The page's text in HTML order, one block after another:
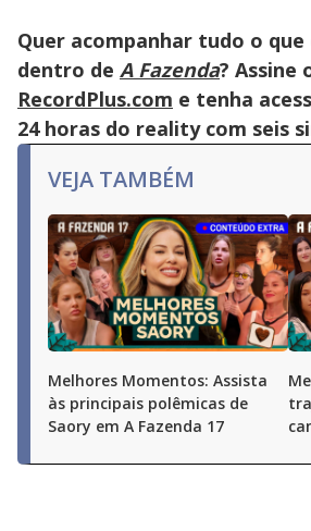
Quer acompanhar tudo o
dentro de A Fazenda? Assine
RecordPlus.com e tenha
24 horas do reality com seis
VEJA TAMBÉM
Melhores Momentos: Assista
às principais polêmicas de
Saory em A Fazenda 17